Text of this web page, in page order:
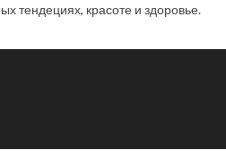
тендециях, красоте и здоровье.